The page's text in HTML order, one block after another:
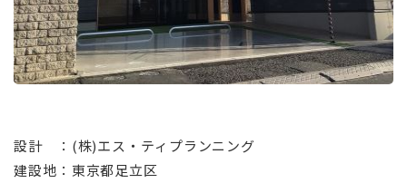
設計 ：(株)エス・ティプランニング
建設地：東京都足立区